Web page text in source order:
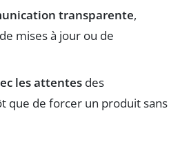
transparente,
mises à jour ou de
les attentes des
que de forcer un produit sans